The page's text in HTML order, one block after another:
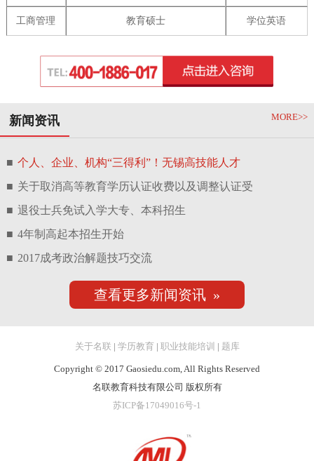
工商管理 教育硕士 学位英语
新闻资讯 MORE>>
■ 个人、企业、机构“三得利”！无锡高技能人才
■ 关于取消高等教育学历认证收费以及调整认证受
■ 退役士兵免试入学大专、本科招生
■ 4年制高起本招生开始
■ 2017成考政治解题技巧交流
查看更多新闻资讯 »
关于名联 | 学历教育| 职业技能培训 | 题库
Copyright © 2017 Gaosiedu.com, All Rights Reserved
名联教育科技有限公司 版权所有
苏ICP备17049016号-1